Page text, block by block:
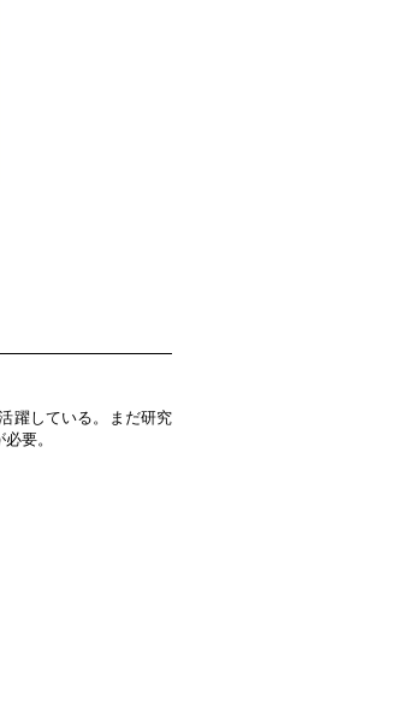
躍している。まだ研究
要。